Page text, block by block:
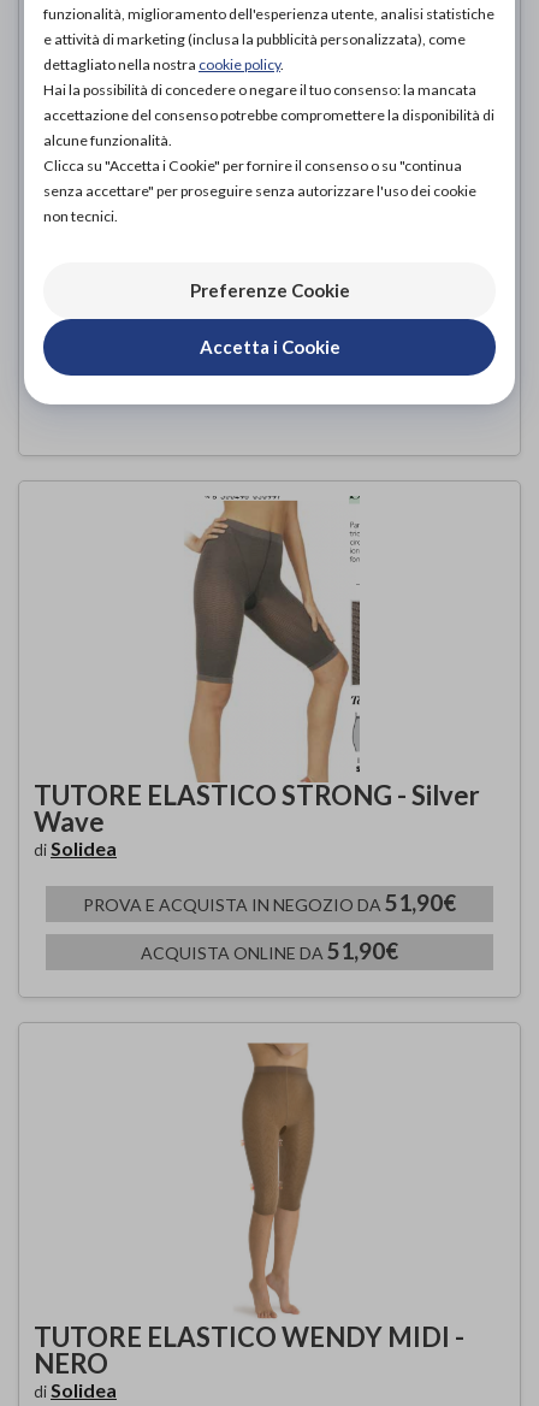
PROVA E ACQUISTA IN NEGOZIO DA
62,00€
TUTORE ELASTICO STRONG - Silver
Wave
diSolidea
PROVA E ACQUISTA IN NEGOZIO DA 51,90€
ACQUISTA ONLINE DA 51,90€
TUTORE ELASTICO WENDY MIDI -
NERO
diSolidea
funzionalità, miglioramento dell'esperienza utente, analisi statistiche
e attività di marketing (inclusa la pubblicità personalizzata), come
dettagliato nella nostra cookie policy.
Hai la possibilità di concedere o negare il tuo consenso: la mancata
accettazione del consenso potrebbe compromettere la disponibilità di
alcune funzionalità.
Clicca su "Accetta i Cookie" per fornire il consenso o su "continua
senza accettare" per proseguire senza autorizzare l'uso dei cookie
non tecnici.
Preferenze Cookie
Accetta i Cookie